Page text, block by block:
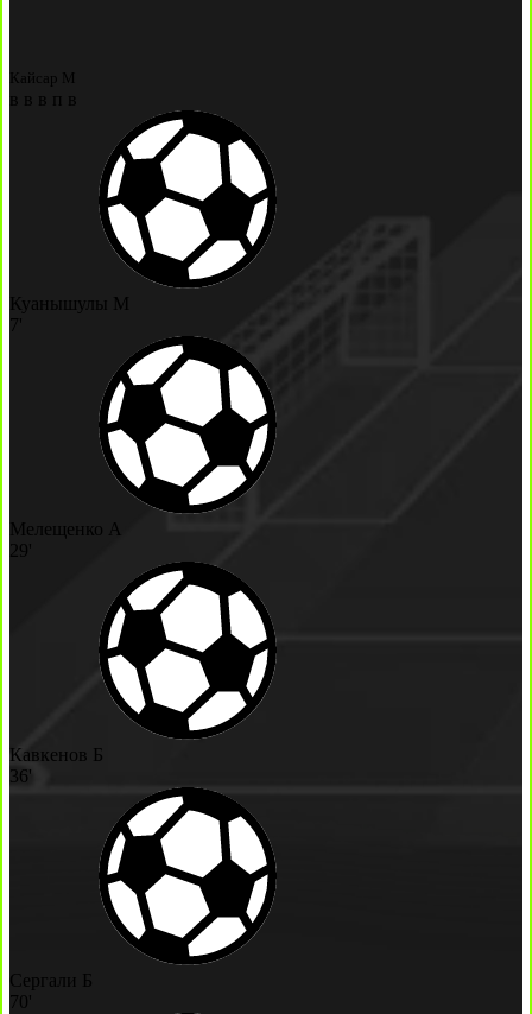
Кайсар М
в в в п в
Куанышулы М
7'
Мелещенко А
29'
Кавкенов Б
36'
Сергали Б
70'